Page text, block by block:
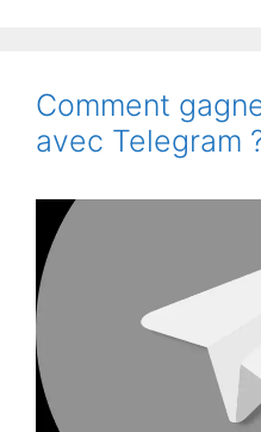
Comment
avec Telegram